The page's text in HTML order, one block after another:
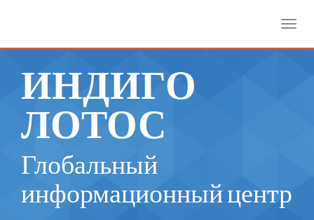
ИНДИГО
ЛОТОС
Глобальный
информационный центр